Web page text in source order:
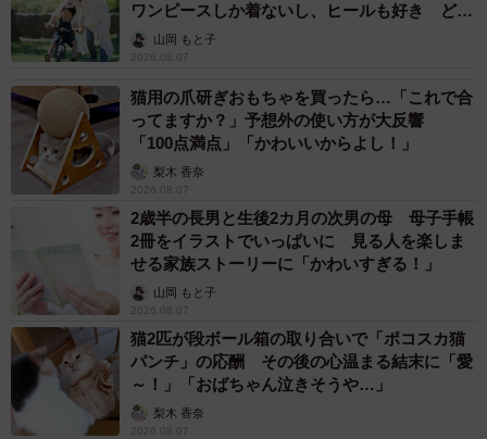
ワンピースしか着ないし、ヒールも好き どの
へんが…
山岡 もと子
2026.08.07
猫用の爪研ぎおもちゃを買ったら…「これで合
ってますか？」予想外の使い方が大反響
「100点満点」「かわいいからよし！」
梨木 香奈
2026.08.07
2歳半の長男と生後2カ月の次男の母 母子手帳
2冊をイラストでいっぱいに 見る人を楽しま
せる家族ストーリーに「かわいすぎる！」
山岡 もと子
2026.08.07
猫2匹が段ボール箱の取り合いで「ポコスカ猫
パンチ」の応酬 その後の心温まる結末に「愛
～！」「おばちゃん泣きそうや…」
梨木 香奈
2026.08.07